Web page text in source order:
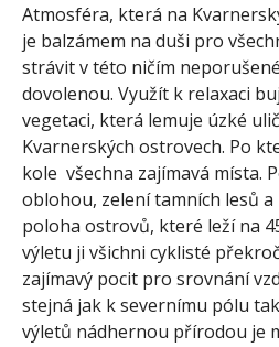
Atmosféra, která na
je balzámem na duši pro
strávit v této ničím
dovolenou. Využít k relaxaci
vegetaci, která lemuje úzké
Kvarnerských ostrovech. Po
kole všechna zajímavá místa.
oblohou, zelení tamních lesů
poloha ostrovů, které leží na
výletu ji všichni cyklisté
zajímavý pocit pro srovnání
stejná jak k severnímu pólu
výletů nádhernou přírodou je